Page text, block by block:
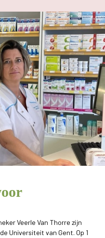
Veerle Van Thorre zijn
Universiteit van Gent. Op 1